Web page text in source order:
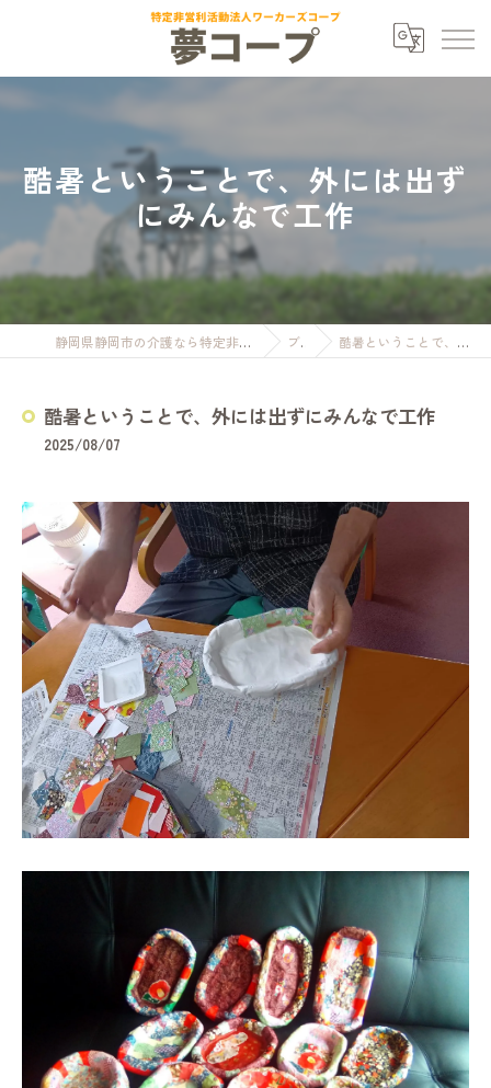
酷暑ということで、外には出ず
にみんなで工作
静岡県静岡市の介護なら特定非営利活動法人ワーカーズコープ夢コープ ブログ 酷暑ということで、外には出ずにみんなで工作
酷暑ということで、外には出ずにみんなで工作
2025/08/07